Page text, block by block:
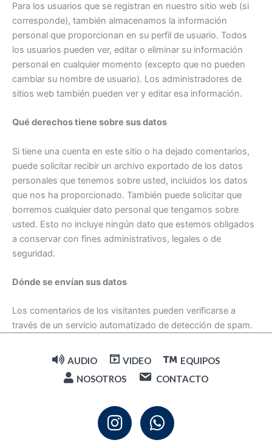
Para los usuarios que se registran en nuestro sitio web (si
corresponde), también almacenamos la información
personal que proporcionan en su perfil de usuario. Todos
los usuarios pueden ver, editar o eliminar su información
personal en cualquier momento (excepto que no pueden
cambiar su nombre de usuario). Los administradores de
sitios web también pueden ver y editar esa información.
Qué derechos tiene sobre sus datos
Si tiene una cuenta en este sitio o ha dejado comentarios,
puede solicitar recibir un archivo exportado de los datos
personales que tenemos sobre usted, incluidos los datos
que nos ha proporcionado. También puede solicitar que
borremos cualquier dato personal que tengamos sobre
usted. Esto no incluye ningún dato que estemos obligados
a conservar con fines administrativos, legales o de
seguridad.
Dónde se envían sus datos
Los comentarios de los visitantes pueden verificarse a
través de un servicio automatizado de detección de spam.
AUDIO VIDEO
EQUIPOS
NOSOTROS
CONTACTO
I
n
W
h